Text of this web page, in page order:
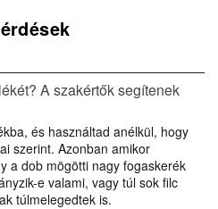
A szakértők segítenek
és használtad anélkül, hogy
szerint. Azonban amikor
a dob mögötti nagy fogaskerék
e valami, vagy túl sok filc
túlmelegedtek is.